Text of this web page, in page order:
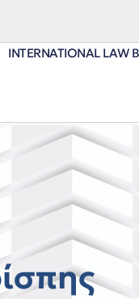
INTERNATIONAL LAW